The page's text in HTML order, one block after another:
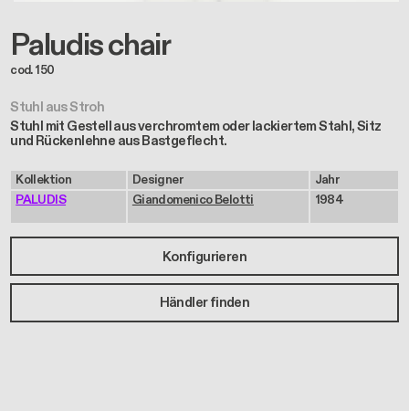
Paludis chair
cod. 150
Stuhl aus Stroh
Stuhl mit Gestell aus verchromtem oder lackiertem Stahl, Sitz
und Rückenlehne aus Bastgeflecht.
Kollektion
PALUDIS
Designer
Giandomenico Belotti
Jahr
1984
Konfigurieren
Händler finden